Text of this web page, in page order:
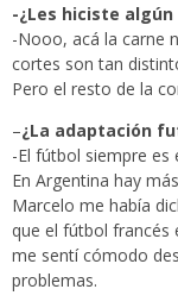
-¿Les hiciste algún
-Nooo, acá la carne
cortes son tan
Pero el resto de la
–¿La adaptación
-El fútbol siempre es
En Argentina hay
Marcelo me había
que el fútbol francés
me sentí cómodo
problemas.